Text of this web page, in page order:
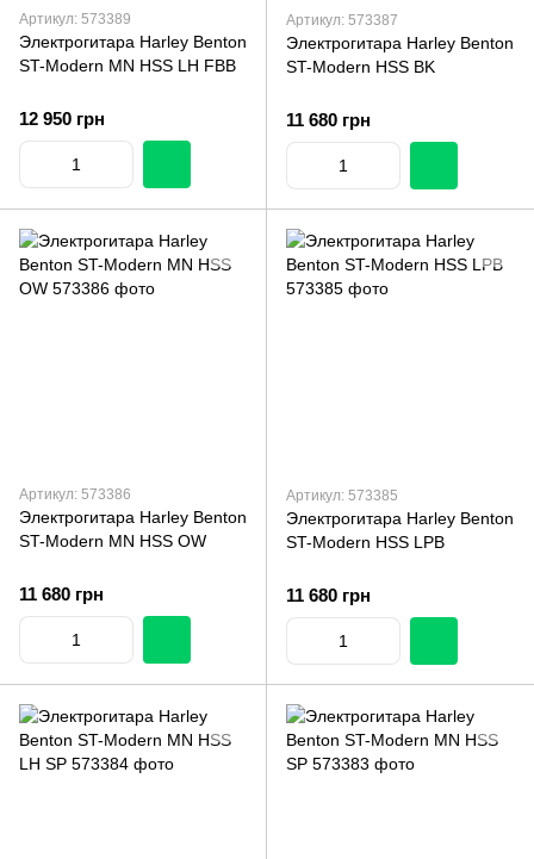
Артикул: 573389
Электрогитара Harley Benton
ST-Modern MN HSS LH FBB
12 950 грн
Артикул: 573387
Электрогитара Harley Benton
ST-Modern HSS BK
11 680 грн
Артикул: 573386
Электрогитара Harley Benton
ST-Modern MN HSS OW
11 680 грн
Артикул: 573385
Электрогитара Harley Benton
ST-Modern HSS LPB
11 680 грн